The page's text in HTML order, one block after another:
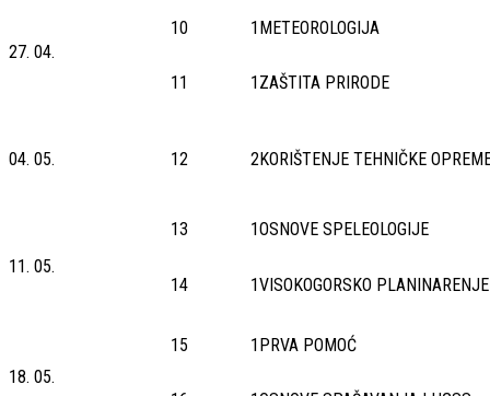
27. 04.
10 1 METEOROLOGIJA
11 1 ZAŠTITA PRIRODE
04. 05. 12 2KORIŠTENJE TEHNIČKE
11. 05.
13 1OSNOVE SPELEOLOGIJE
14 1VISOKOGORSKO PLANINARENJE
18. 05.
15 1 PRVA POMOĆ